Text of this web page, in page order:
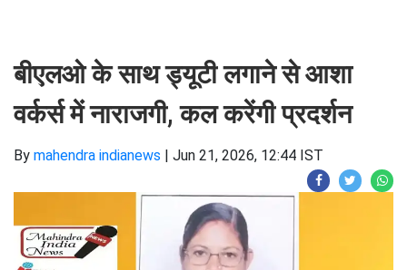
बीएलओ के साथ ड्यूटी लगाने से आशा
वर्कर्स में नाराजगी, कल करेंगी प्रदर्शन
By mahendra indianews | Jun 21, 2026, 12:44 IST